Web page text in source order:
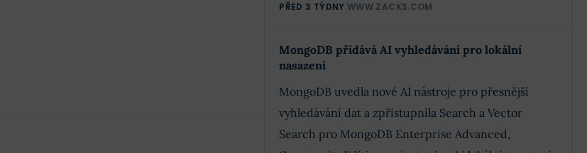
PŘED 3 TÝDNY WWW.ZACKS.COM
MongoDB přidává AI vyhledávání pro lokální
nasazení
MongoDB uvedla nové AI nástroje pro přesnější
vyhledávání dat a zpřístupnila Search a Vector
Search pro MongoDB Enterprise Advanced,